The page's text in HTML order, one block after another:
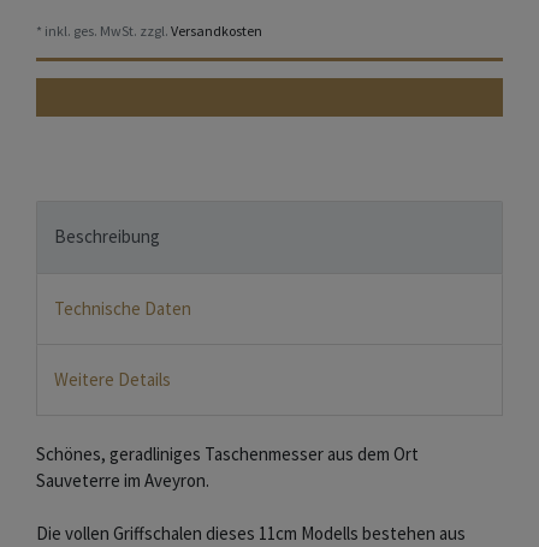
* inkl. ges. MwSt. zzgl. Versandkosten
Beschreibung
Technische Daten
Weitere Details
Schönes, geradliniges Taschenmesser aus dem Ort
Sauveterre im Aveyron.
Die vollen Griffschalen dieses 11cm Modells bestehen aus